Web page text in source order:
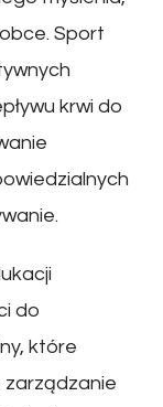
Sport
krwi do
do
które
zarządzanie